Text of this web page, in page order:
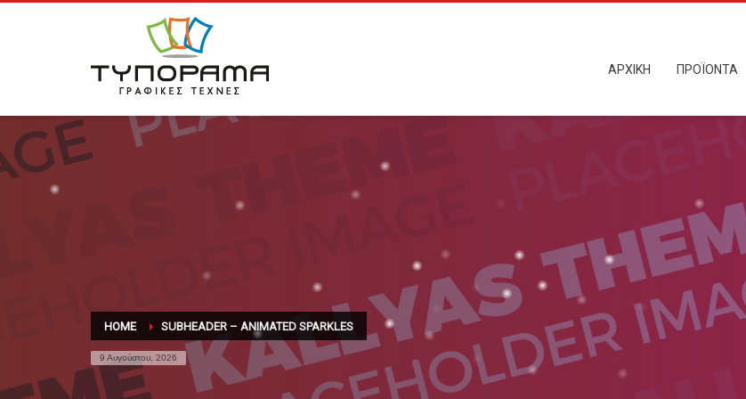
ΑΡΧΙΚΗ ΠΡΟΪΟΝΤΑ
HOME SUBHEADER – ANIMATED SPARKLES
9 Αυγούστου, 2026